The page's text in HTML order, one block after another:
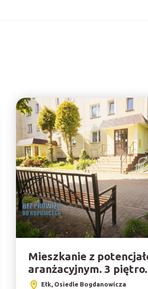
ulubionych
Mieszkanie z
aranżacyjnym. 3 piętro.
Ełk, Osiedle Bogdanowicza